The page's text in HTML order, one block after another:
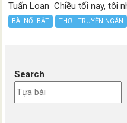
Tuấn Loan Chiều tối nay, tôi
BÀI NỔI BẬT THƠ - TRUYỆN NGẮN
Search